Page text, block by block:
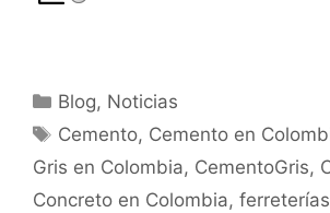
Blog, Noticias
Cemento, Cemento en
Gris en Colombia, CementoGris,
Concreto en Colombia, ferreterías